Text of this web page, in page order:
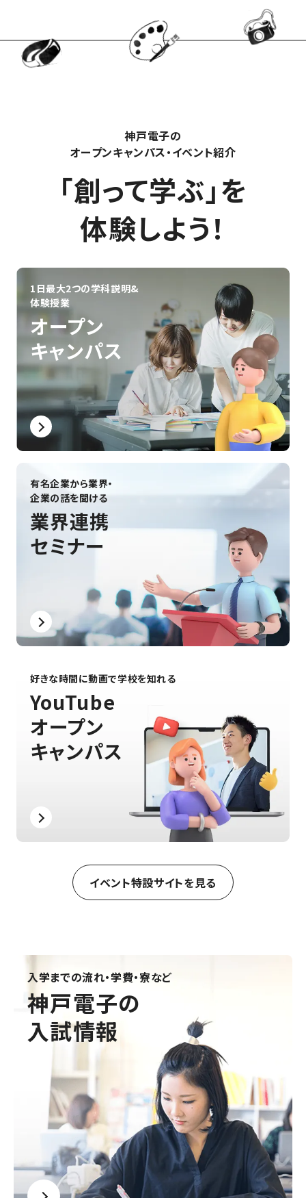
#ストーリーテリング
#SNS動画活用
#YouTube動画制作
#モーショングラフィックス#映像制作
#動画クリエイター
#エンジニア職種
#技術者キャリア
#声優デビュー#声優レッスン
#声優学校#声優志望#声優
#バーチャルユーチューバー#建築学生
#クリエイティブな仕事#住まいづくり#設計のプロ
#空間デザイン #ものづくりの仕事
#建築系国家資格#建築士になるには#学生の声
#なるには
#音・音楽#作曲・編曲#アニメ#コンテスト#プログラミング
#学校生活
#蒐命のラスティル #インディーゲーム#就職活動
#制作展・発表会#資格#VR・仮想空間
#ゲーム＆エンタメ領域
#テクノロジー領域#デザイン領域
#絵を描く#自動制御 #共創#ノウハウ
#創って学ぶ
#産官学連携 #海外事情 #インテリア #保護者向け
#ゲーム開発 #学生の作品
神戸電子の
オープンキャンパス・イベント紹介
「創って学ぶ」を
体験しよう！
1日最大2つの学科説明&
体験授業
オープン
キャンパス
有名企業から業界・
企業の話を聞ける
業界連携
セミナー
好きな時間に動画で学校を知れる
YouTube
オープン
キャンパス
イベント特設サイトを見る
入学までの流れ・学費・寮など
神戸電子の
入試情報